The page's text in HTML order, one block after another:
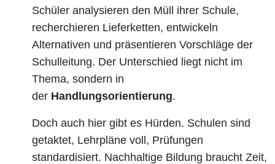
Schüler analysieren den Müll ihrer Schule,
recherchieren Lieferketten, entwickeln
Alternativen und präsentieren Vorschläge der
Schulleitung. Der Unterschied liegt nicht im
Thema, sondern in
der Handlungsorientierung.
Doch auch hier gibt es Hürden. Schulen sind
getaktet, Lehrpläne voll, Prüfungen
standardisiert. Nachhaltige Bildung braucht Zeit,